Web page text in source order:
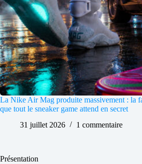
La Nike Air Mag produite massivement : la
que tout le sneaker game attend en secret
31 juillet 2026
1 commentaire
Présentation